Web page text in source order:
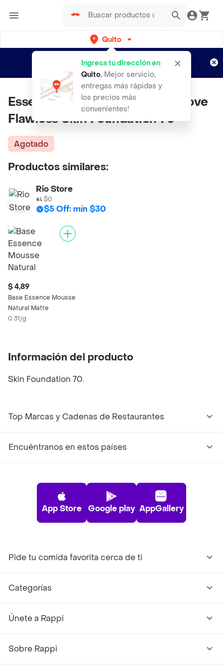
Quito
Ingresa tu dirección en
Quito. Mejor servicio,
entregas más rápidas y
los precios más
convenientes!
envíos gratis por semanas
Aplican TyC
Essence de Base Maquillaje I Love
Flawless Skin Foundation 70
Agotado
Productos similares:
Rio Store
$0
$5 Off: mín $30
$ 4,89
Base Essence Mousse
Natural Matte
0.31/g
Información del producto
Skin Foundation 70.
Top Marcas y Cadenas de Restaurantes
Encuéntranos en estos países
App Store Google play AppGallery
Pide tu comida favorita cerca de ti
Categorías
Únete a Rappi
Sobre Rappi